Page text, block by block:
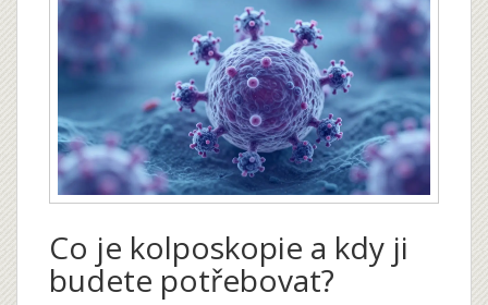
Co je kolposkopie a kdy ji
budete potřebovat?